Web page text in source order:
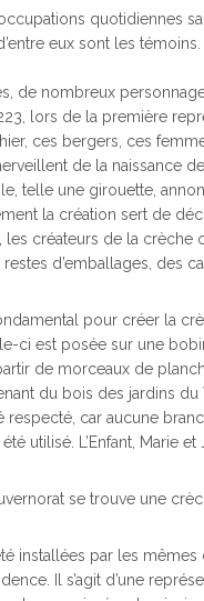
quotidiennes
eux sont les
de nombreux
lors de la première
ces bergers, ces
de la naissance
telle une girouette,
la création sert de
les créateurs de la
d’emballages, des
pour créer la
ci est posée sur une
de morceaux de
du bois des jardins du
respecté, car aucune
utilisé. L’Enfant, Marie
se trouve une
installées par les
Il s’agit d’une